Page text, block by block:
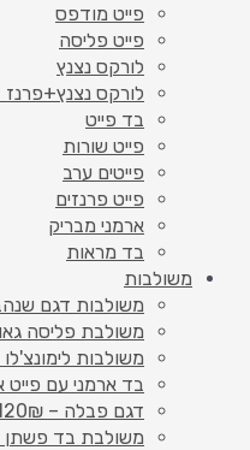
פייט מודפס
פייט פליסה
לורקס נצנץ
לורקס
בד פייט
פייט שורות
פייטים ערב
פייט פרנזים
ארמני מבריק
בד מראות
משולבות
משולבות דגם
משולבת פליסה
משולבות לימונצ'לו –
בד ארמני עם פייט
דגם פבלה – 120₪
משולבת בד פשתן עם